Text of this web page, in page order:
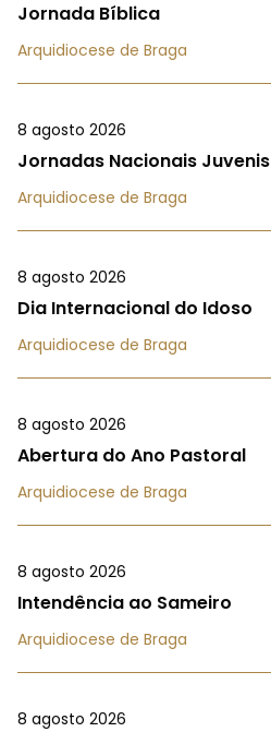
Jornada Bíblica
Arquidiocese de Braga
8 agosto 2026
Jornadas Nacionais Juvenis
Arquidiocese de Braga
8 agosto 2026
Dia Internacional do Idoso
Arquidiocese de Braga
8 agosto 2026
Abertura do Ano Pastoral
Arquidiocese de Braga
8 agosto 2026
Intendência ao Sameiro
Arquidiocese de Braga
8 agosto 2026